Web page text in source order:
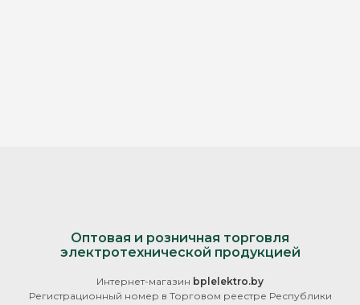
Оптовая и розничная торговля
электротехнической продукцией
Интернет-магазин bplelektro.by
Регистрационный номер в Торговом реестре Республики